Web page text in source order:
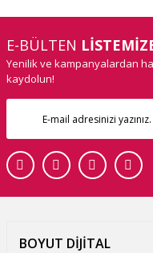
E-BÜLTEN
Yenilik ve kampanyalardan
kaydolun!
BOYUT DİJİTAL